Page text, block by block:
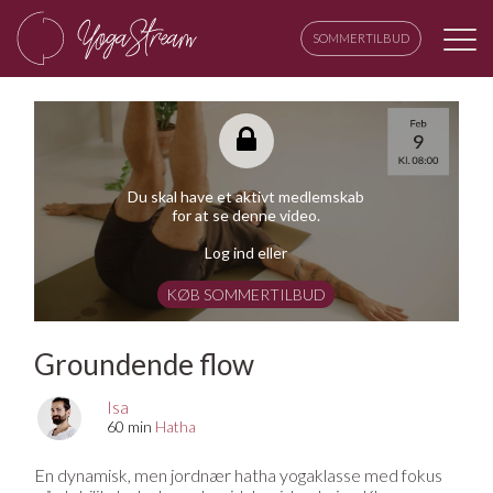
SOMMERTILBUD
Du skal have et aktivt medlemskab
for at se denne video.
Log ind eller
KØB SOMMERTILBUD
Groundende flow
Isa
60 min Hatha
En dynamisk, men jordnær hatha yogaklasse med fokus